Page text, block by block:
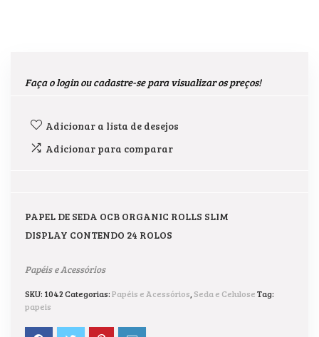
Faça o login ou cadastre-se para visualizar os preços!
Adicionar a lista de desejos
Adicionar para comparar
PAPEL DE SEDA OCB ORGANIC ROLLS SLIM
DISPLAY CONTENDO 24 ROLOS
Papéis e Acessórios
SKU: 1042Categorias:Papéis e Acessórios Seda e CeluloseTag:
papeis